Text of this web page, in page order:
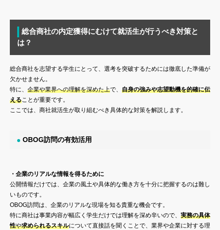
総合商社の内定獲得にむけて就活生が行うべき対策と
は？
総合商社を志望する学生にとって、選考を突破するためには徹底した準備が
欠かせません。
特に、 企業や業界への理解を深めた上で、 自身の強みや志望動機を的確に伝
えることが重要です。
ここでは、商社就活生が取り組むべき具体的な対策を解説します。
OBOG訪問の有効活用
・企業のリアルな情報を得るために
公開情報だけでは、企業の風土や具体的な働き方を十分に把握するのは難し
いものです。
OBOG訪問は、企業のリアルな現場を知る貴重な機会です。
特に商社は事業内容が幅広く学生だけでは理解を深め辛いので、 実務の具体
性や求められるスキルについて直接話を聞くことで、業界や企業に対する理